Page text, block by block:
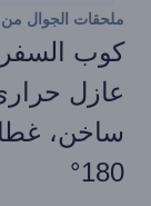
ملحقات الجوال من
ساخن،
180°